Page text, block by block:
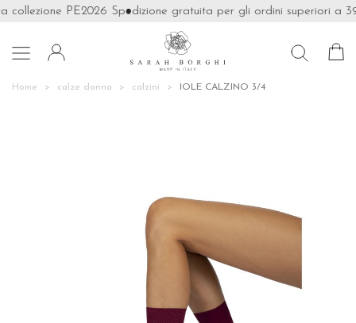
PE2026 Spedizione gratuita per gli ordini superiori a

Home calze donna calzini IOLE CALZINO 3/4